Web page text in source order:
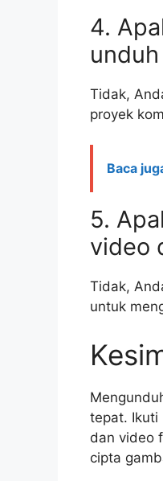
4.
Tidak,
proyek
Baca
5.
video
Tidak,
untuk
tepat. Ikuti
dan video
cipta